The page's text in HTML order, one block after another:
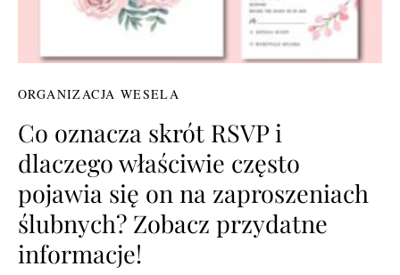
ORGANIZACJA WESELA
Co oznacza skrót RSVP i
dlaczego właściwie często
pojawia się on na zaproszeniach
ślubnych? Zobacz przydatne
informacje!